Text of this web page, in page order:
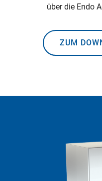
über die Endo
ZUM